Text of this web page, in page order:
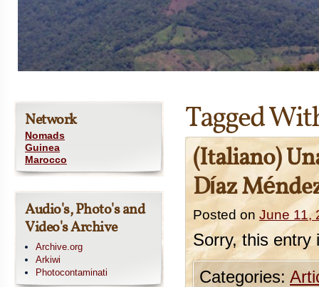
Tagged
(Italiano)
Díaz
Posted on June 11,
Sorry, this entry
Categories:
Network
Nomads
Guinea
Marocco
Audio's, Photo's and
Video's Archive
Archive.org
Arkiwi
Photocontaminati